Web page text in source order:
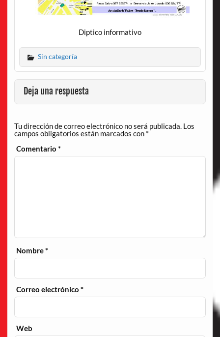
Diptico informativo
Sin categoría
Deja una respuesta
Tu dirección de correo electrónico no será publicada. Los
campos obligatorios están marcados con *
Comentario*
Nombre*
Correo electrónico*
Web